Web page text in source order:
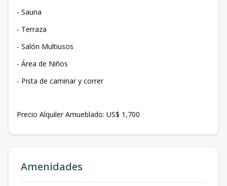
- ⁠Sauna
- ⁠Terraza
- ⁠Salón Multiusos
- ⁠Área de Niños
- Pista de caminar y correr
Precio Alquiler Amueblado: US$ 1,700
Amenidades